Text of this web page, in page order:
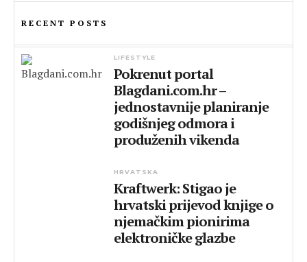
RECENT POSTS
LIFESTYLE
Pokrenut portal
Blagdani.com.hr –
jednostavnije planiranje
godišnjeg odmora i
produženih vikenda
HRVATSKA
Kraftwerk: Stigao je
hrvatski prijevod knjige o
njemačkim pionirima
elektroničke glazbe